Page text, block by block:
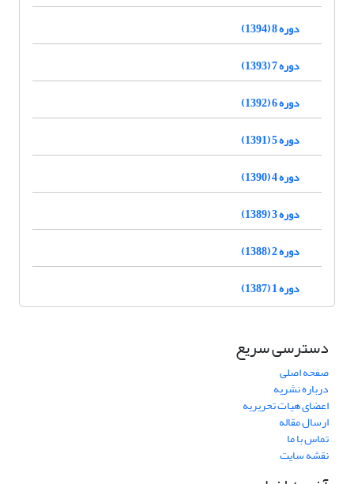
دوره 8 (1394)
دوره 7 (1393)
دوره 6 (1392)
دوره 5 (1391)
دوره 4 (1390)
دوره 3 (1389)
دوره 2 (1388)
دوره 1 (1387)
دسترسی سریع
صفحه اصلی
درباره نشریه
اعضای هیات تحریریه
ارسال مقاله
تماس با ما
نقشه سایت